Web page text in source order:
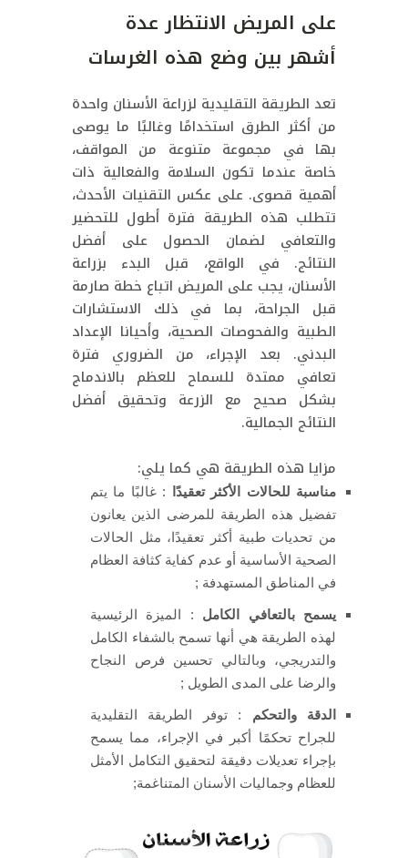
على المريض الانتظار عدة
أشهر بين وضع هذه الغرسات
تعد الطريقة التقليدية لزراعة الأسنان واحدة
من أكثر الطرق استخدامًا وغالبًا ما يوصى
بها في مجموعة متنوعة من المواقف،
خاصة عندما تكون السلامة والفعالية ذات
أهمية قصوى. على عكس التقنيات الأحدث،
تتطلب هذه الطريقة فترة أطول للتحضير
والتعافي لضمان الحصول على أفضل
النتائج. في الواقع، قبل البدء بزراعة
الأسنان، يجب على المريض اتباع خطة صارمة
قبل الجراحة، بما في ذلك الاستشارات
الطبية والفحوصات الصحية، وأحيانا الإعداد
البدني. بعد الإجراء، من الضروري فترة
تعافي ممتدة للسماح للعظم بالاندماج
بشكل صحيح مع الزرعة وتحقيق أفضل
النتائج الجمالية.
مزايا هذه الطريقة هي كما يلي:
مناسبة للحالات الأكثر تعقيدًا
: غالبًا ما يتم
تفضيل هذه الطريقة للمرضى الذين يعانون
من تحديات طبية أكثر تعقيدًا، مثل الحالات
الصحية الأساسية أو عدم كفاية كثافة العظام
في المناطق المستهدفة ;
يسمح بالتعافي الكامل : الميزة الرئيسية
لهذه الطريقة هي أنها تسمح بالشفاء الكامل
والتدريجي، وبالتالي تحسين فرص النجاح
والرضا على المدى الطويل ;
الدقة والتحكم : توفر الطريقة التقليدية
للجراح تحكمًا أكبر في الإجراء، مما يسمح
بإجراء تعديلات دقيقة لتحقيق التكامل الأمثل
للعظام وجماليات الأسنان المتناغمة;